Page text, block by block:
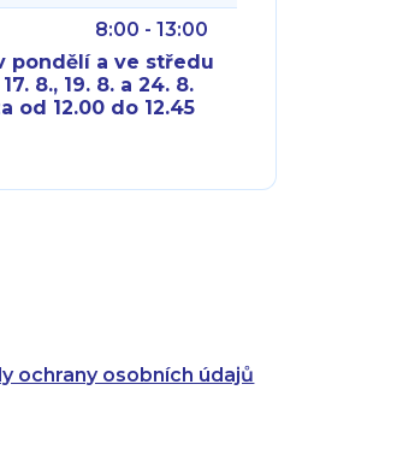
ochrany osobních údajů
8:00 - 13:00
pondělí a ve středu
8., 19. 8. a 24. 8.
od 12.00 do 12.45
8:00 - 14:30